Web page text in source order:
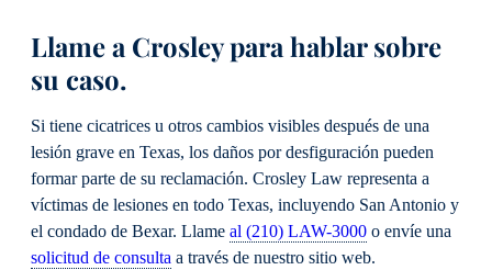
Llame a Crosley para hablar sobre
su caso.
Si tiene cicatrices u otros cambios visibles después de una
lesión grave en Texas, los daños por desfiguración pueden
formar parte de su reclamación. Crosley Law representa a
víctimas de lesiones en todo Texas, incluyendo San Antonio y
el condado de Bexar. Llame al (210) LAW-3000 o envíe una
solicitud de consulta a través de nuestro sitio web.